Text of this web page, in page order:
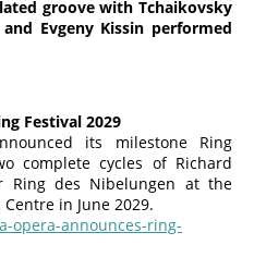
groove with Tchaikovsky
Evgeny Kissin performed
Festival 2029
its milestone Ring
complete cycles of Richard
Ring des Nibelungen at the
in June 2029.
opera-announces-ring-